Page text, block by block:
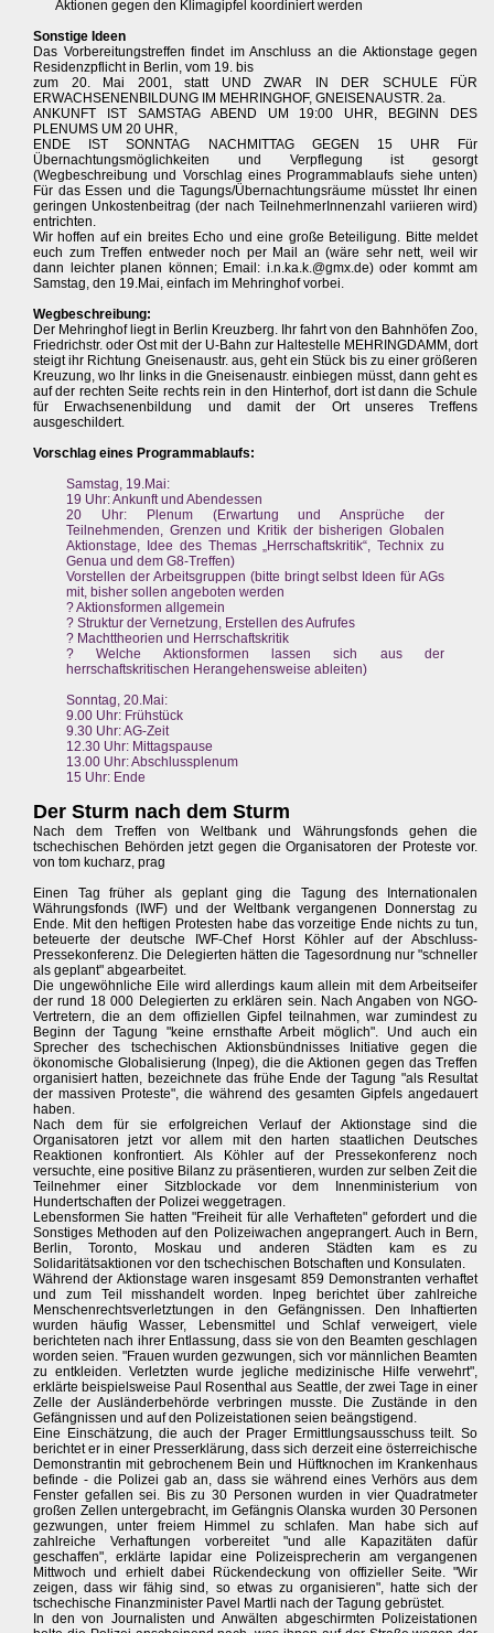
Aktionen gegen den Klimagipfel koordiniert werden
Sonstige Ideen
Das Vorbereitungstreffen findet im Anschluss an die Aktionstage gegen
Residenzpflicht in Berlin, vom 19. bis
zum 20. Mai 2001, statt UND ZWAR IN DER SCHULE FÜR
ERWACHSENENBILDUNG IM MEHRINGHOF, GNEISENAUSTR. 2a.
ANKUNFT IST SAMSTAG ABEND UM 19:00 UHR, BEGINN DES
PLENUMS UM 20 UHR,
ENDE IST SONNTAG NACHMITTAG GEGEN 15 UHR Für
Übernachtungsmöglichkeiten und Verpflegung ist gesorgt
(Wegbeschreibung und Vorschlag eines Programmablaufs siehe unten)
Für das Essen und die Tagungs/Übernachtungsräume müsstet Ihr einen
geringen Unkostenbeitrag (der nach TeilnehmerInnenzahl variieren wird)
entrichten.
Wir hoffen auf ein breites Echo und eine große Beteiligung. Bitte meldet
euch zum Treffen entweder noch per Mail an (wäre sehr nett, weil wir
dann leichter planen können; Email: i.n.ka.k.@gmx.de) oder kommt am
Samstag, den 19.Mai, einfach im Mehringhof vorbei.
Wegbeschreibung:
Der Mehringhof liegt in Berlin Kreuzberg. Ihr fahrt von den Bahnhöfen Zoo,
Friedrichstr. oder Ost mit der U-Bahn zur Haltestelle MEHRINGDAMM, dort
steigt ihr Richtung Gneisenaustr. aus, geht ein Stück bis zu einer größeren
Kreuzung, wo Ihr links in die Gneisenaustr. einbiegen müsst, dann geht es
auf der rechten Seite rechts rein in den Hinterhof, dort ist dann die Schule
für Erwachsenenbildung und damit der Ort unseres Treffens
ausgeschildert.
Vorschlag eines Programmablaufs:
Samstag, 19.Mai:
19 Uhr: Ankunft und Abendessen
20 Uhr: Plenum (Erwartung und Ansprüche der
Teilnehmenden, Grenzen und Kritik der bisherigen Globalen
Aktionstage, Idee des Themas „Herrschaftskritik“, Technix zu
Genua und dem G8-Treffen)
Vorstellen der Arbeitsgruppen (bitte bringt selbst Ideen für AGs
mit, bisher sollen angeboten werden
? Aktionsformen allgemein
? Struktur der Vernetzung, Erstellen des Aufrufes
? Machttheorien und Herrschaftskritik
? Welche Aktionsformen lassen sich aus der
herrschaftskritischen Herangehensweise ableiten)
Sonntag, 20.Mai:
9.00 Uhr: Frühstück
9.30 Uhr: AG-Zeit
12.30 Uhr: Mittagspause
13.00 Uhr: Abschlussplenum
15 Uhr: Ende
Der Sturm nach dem Sturm
Nach dem Treffen von Weltbank und Währungsfonds gehen die
tschechischen Behörden jetzt gegen die Organisatoren der Proteste vor.
von tom kucharz, prag
Einen Tag früher als geplant ging die Tagung des Internationalen
Währungsfonds (IWF) und der Weltbank vergangenen Donnerstag zu
Ende. Mit den heftigen Protesten habe das vorzeitige Ende nichts zu tun,
beteuerte der deutsche IWF-Chef Horst Köhler auf der Abschluss-
Pressekonferenz. Die Delegierten hätten die Tagesordnung nur "schneller
als geplant" abgearbeitet.
Die ungewöhnliche Eile wird allerdings kaum allein mit dem Arbeitseifer
der rund 18 000 Delegierten zu erklären sein. Nach Angaben von NGO-
Vertretern, die an dem offiziellen Gipfel teilnahmen, war zumindest zu
Beginn der Tagung "keine ernsthafte Arbeit möglich". Und auch ein
Sprecher des tschechischen Aktionsbündnisses Initiative gegen die
ökonomische Globalisierung (Inpeg), die die Aktionen gegen das Treffen
organisiert hatten, bezeichnete das frühe Ende der Tagung "als Resultat
der massiven Proteste", die während des gesamten Gipfels angedauert
haben.
Nach dem für sie erfolgreichen Verlauf der Aktionstage sind die
Organisatoren jetzt vor allem mit den harten staatlichen Deutsches
Reaktionen konfrontiert. Als Köhler auf der Pressekonferenz noch
versuchte, eine positive Bilanz zu präsentieren, wurden zur selben Zeit die
Teilnehmer einer Sitzblockade vor dem Innenministerium von
Hundertschaften der Polizei weggetragen.
Lebensformen Sie hatten "Freiheit für alle Verhafteten" gefordert und die
Sonstiges Methoden auf den Polizeiwachen angeprangert. Auch in Bern,
Berlin, Toronto, Moskau und anderen Städten kam es zu
Solidaritätsaktionen vor den tschechischen Botschaften und Konsulaten.
Während der Aktionstage waren insgesamt 859 Demonstranten verhaftet
und zum Teil misshandelt worden. Inpeg berichtet über zahlreiche
Menschenrechtsverletztungen in den Gefängnissen. Den Inhaftierten
wurden häufig Wasser, Lebensmittel und Schlaf verweigert, viele
berichteten nach ihrer Entlassung, dass sie von den Beamten geschlagen
worden seien. "Frauen wurden gezwungen, sich vor männlichen Beamten
zu entkleiden. Verletzten wurde jegliche medizinische Hilfe verwehrt",
erklärte beispielsweise Paul Rosenthal aus Seattle, der zwei Tage in einer
Zelle der Ausländerbehörde verbringen musste. Die Zustände in den
Gefängnissen und auf den Polizeistationen seien beängstigend.
Eine Einschätzung, die auch der Prager Ermittlungsausschuss teilt. So
berichtet er in einer Presserklärung, dass sich derzeit eine österreichische
Demonstrantin mit gebrochenem Bein und Hüftknochen im Krankenhaus
befinde - die Polizei gab an, dass sie während eines Verhörs aus dem
Fenster gefallen sei. Bis zu 30 Personen wurden in vier Quadratmeter
großen Zellen untergebracht, im Gefängnis Olanska wurden 30 Personen
gezwungen, unter freiem Himmel zu schlafen. Man habe sich auf
zahlreiche Verhaftungen vorbereitet "und alle Kapazitäten dafür
geschaffen", erklärte lapidar eine Polizeisprecherin am vergangenen
Mittwoch und erhielt dabei Rückendeckung von offizieller Seite. "Wir
zeigen, dass wir fähig sind, so etwas zu organisieren", hatte sich der
tschechische Finanzminister Pavel Martli nach der Tagung gebrüstet.
In den von Journalisten und Anwälten abgeschirmten Polizeistationen